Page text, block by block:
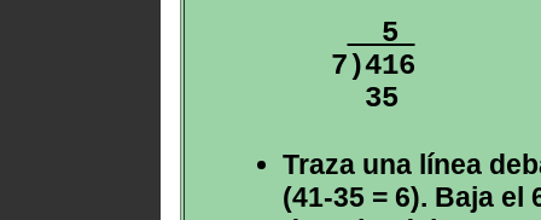
5
7)416
35
Traza una línea
(41-35 = 6). Baja el